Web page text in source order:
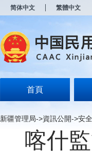
简体中文 繁體中文
首頁
新疆管理局->資訊公開->安
喀什
开
无
障
说
按
Alt